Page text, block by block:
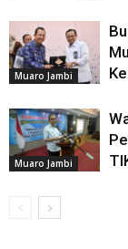
Muaro Jambi
Muaro Jambi